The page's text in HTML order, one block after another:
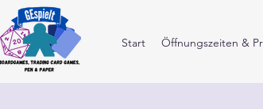
Start Öffnungszeiten &